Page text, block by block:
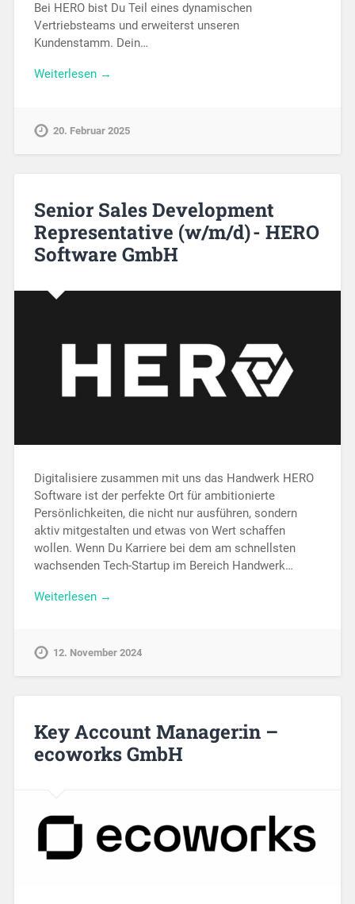
Bei HERO bist Du Teil eines dynamischen
Vertriebsteams und erweiterst unseren
Kundenstamm. Dein…
Weiterlesen →
20. Februar 2025
Senior Sales Development
Representative (w/m/d) - HERO
Software GmbH
Digitalisiere zusammen mit uns das Handwerk HERO
Software ist der perfekte Ort für ambitionierte
Persönlichkeiten, die nicht nur ausführen, sondern
aktiv mitgestalten und etwas von Wert schaffen
wollen. Wenn Du Karriere bei dem am schnellsten
wachsenden Tech-Startup im Bereich Handwerk…
Weiterlesen →
12. November 2024
Key Account Manager:in –
ecoworks GmbH